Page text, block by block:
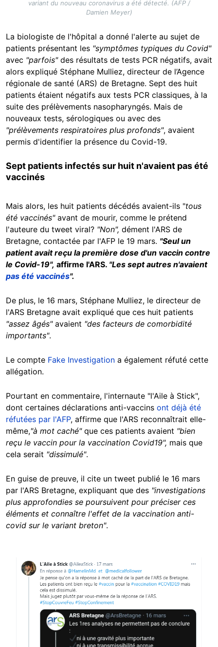
variant du nouveau coronavirus a été détecté. (AFP /
Damien Meyer)
La biologiste de l'hôpital a donné l'alerte au sujet de
patients présentant les "symptômes typiques du Covid"
avec "parfois" des résultats de tests PCR négatifs, avait
alors expliqué Stéphane Mulliez, directeur de l’Agence
régionale de santé (ARS) de Bretagne. Sept des huit
patients étaient négatifs aux tests PCR classiques, à la
suite des prélèvements nasopharyngés. Mais de
nouveaux tests, sérologiques ou avec des
"prélèvements respiratoires plus profonds", avaient
permis d'identifier la présence du Covid-19.
Sept patients infectés sur huit n'avaient pas été
vaccinés
Mais alors, les huit patients décédés avaient-ils "tous
été vaccinés" avant de mourir, comme le prétend
l'auteure du tweet viral? "Non", dément l'ARS de
Bretagne, contactée par l'AFP le 19 mars. "Seul un
patient avait reçu la première dose d'un vaccin contre
le Covid-19", affirme l'ARS. "Les sept autres n'avaient
pas été vaccinés".
De plus, le 16 mars, Stéphane Mulliez, le directeur de
l'ARS Bretagne avait expliqué que ces huit patients
"assez âgés"avaient "des facteurs de comorbidité
importants".
Le compte Fake Investigation a également réfuté cette
allégation.
Pourtant en commentaire, l'internaute "l'Aile à Stick",
dont certaines déclarations anti-vaccins ont déjà été
réfutées par l'AFP, affirme que l'ARS reconnaîtrait elle-
même,"à mot caché"que ces patients avaient "bien
reçu le vaccin pour la vaccination Covid19", mais que
cela serait "dissimulé".
En guise de preuve, il cite un tweet publié le 16 mars
par l'ARS Bretagne, expliquant que des "investigations
plus approfondies se poursuivent pour préciser ces
éléments et connaître l'effet de la vaccination anti-
covid sur le variant breton".
Image